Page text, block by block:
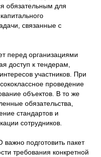
обязательным для
связанные с
перед организациями
доступ к тендерам,
участников. При
проведение
объектов. В то же
обязательства,
стандартов и
сотрудников.
подготовить пакет
требования конкретной